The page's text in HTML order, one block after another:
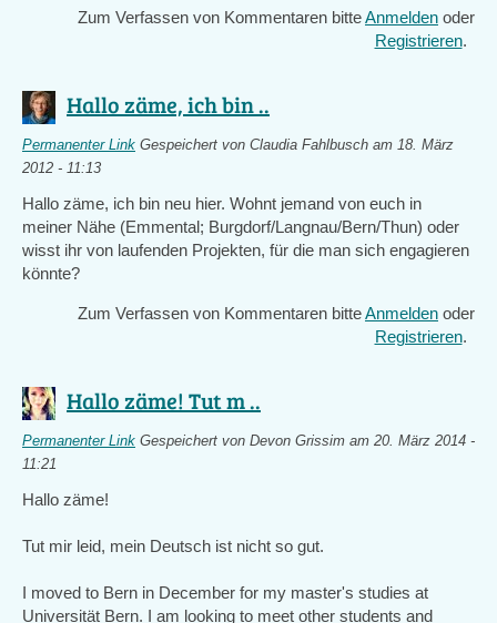
Zum Verfassen von Kommentaren bitteAnmelden oder
Registrieren.
Hallo zäme, ich bin ..
Permanenter Link Gespeichert von Claudia Fahlbusch am 18. März
2012 - 11:13
Hallo zäme, ich bin neu hier. Wohnt jemand von euch in
meiner Nähe (Emmental; Burgdorf/Langnau/Bern/Thun) oder
wisst ihr von laufenden Projekten, für die man sich engagieren
könnte?
Zum Verfassen von Kommentaren bitteAnmelden oder
Registrieren.
Hallo zäme! Tut m ..
Permanenter Link Gespeichert von Devon Grissim am 20. März 2014 -
11:21
Hallo zäme!
Tut mir leid, mein Deutsch ist nicht so gut.
I moved to Bern in December for my master's studies at
Universität Bern. I am looking to meet other students and